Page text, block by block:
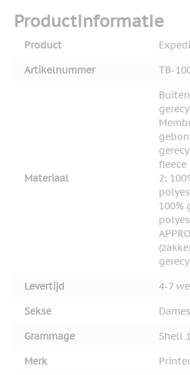
Productinformatie
Product
Artikelnummer
TB-
Materiaal
2:
100%
Levertijd
4-7
Sekse
Dames
Grammage
Shell
Merk
Printer